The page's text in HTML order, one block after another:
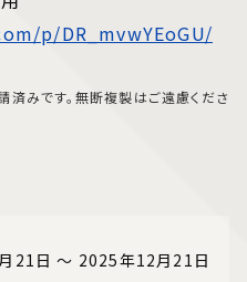
p/DR_mvwYEoGU/
みです。無断複製はご遠慮くださ
21日 ～ 2025年12月21日